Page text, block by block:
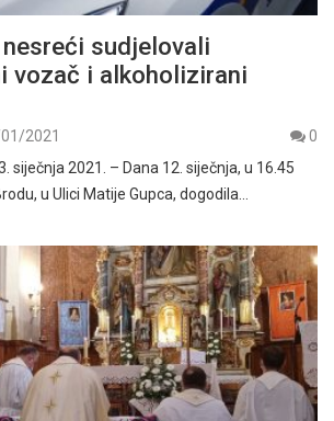
sudjelovali
vozač i alkoholizirani
2021
0
siječnja 2021. – Dana 12. siječnja, u 16.45
u Ulici Matije Gupca, dogodila…